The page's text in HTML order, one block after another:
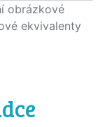
obrázkové
ekvivalenty